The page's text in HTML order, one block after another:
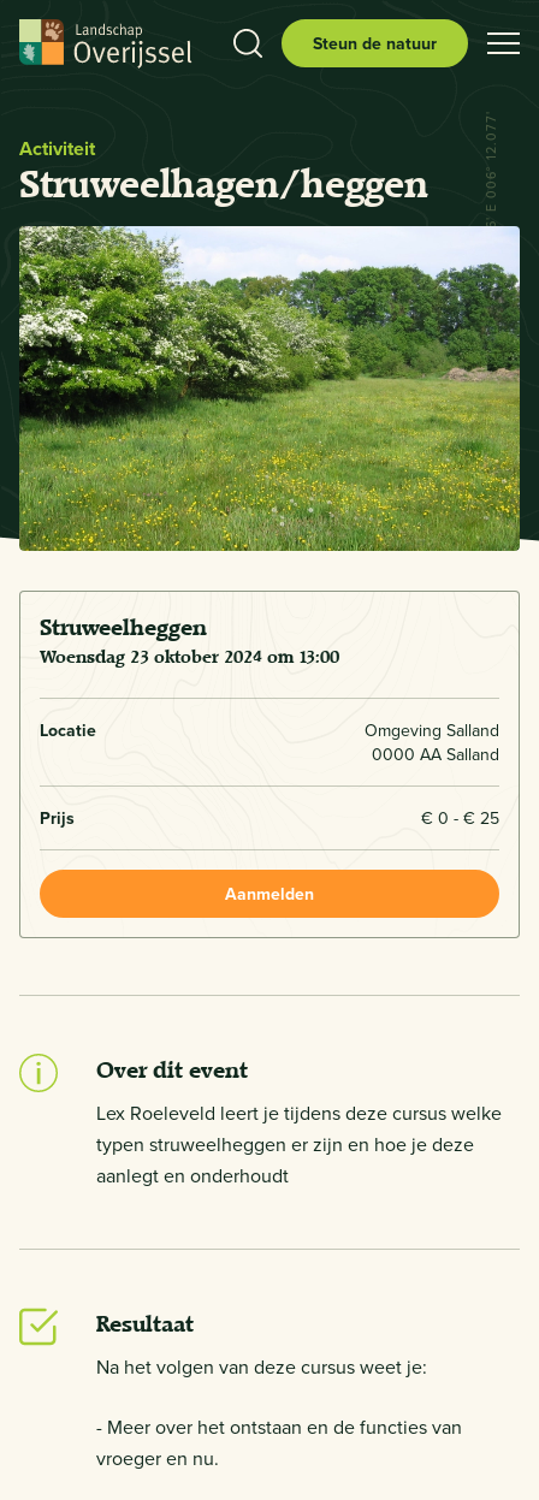
Steun de natuur
Activiteit
Struweelhagen/heggen N 52° 29.556' E 006° 12.077'
Struweelheggen
woensdag 23 oktober 2024 om 13:00
Locatie
Omgeving Salland
0000 AA Salland
Prijs € 0 - € 25
Aanmelden
Over dit event
Lex Roeleveld leert je tijdens deze cursus welke
typen struweelheggen er zijn en hoe je deze
aanlegt en onderhoudt
Resultaat
Na het volgen van deze cursus weet je:
- Meer over het ontstaan en de functies van
vroeger en nu.